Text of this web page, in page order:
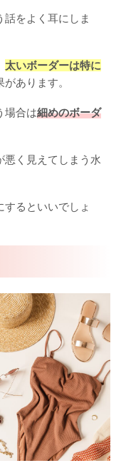
話をよく耳にしま
太いボーダーは特に
があります。
場合は細めのボーダ
悪く見えてしまう水
するといいでしょ